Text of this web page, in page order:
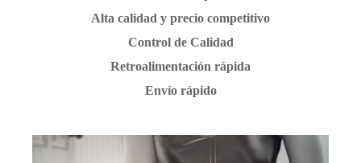
Alta calidad y precio competitivo
Control de Calidad
Retroalimentación rápida
Envío rápido